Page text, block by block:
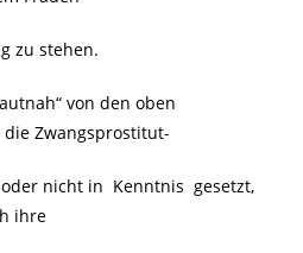
zu stehen.
von den oben
Zwangsprostitut-
nicht in Kenntnis gesetzt,
ihre